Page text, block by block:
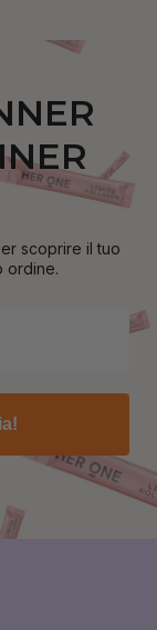
scoprire il tuo
ordine.